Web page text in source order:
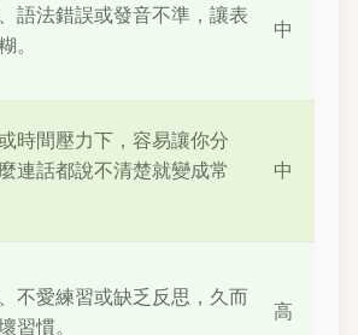
語法錯誤或發音不準，讓表
。
中
時間壓力下，容易讓你分
連話都說不清楚就變成常
中
不愛練習或缺乏反思，久而
習慣。
高